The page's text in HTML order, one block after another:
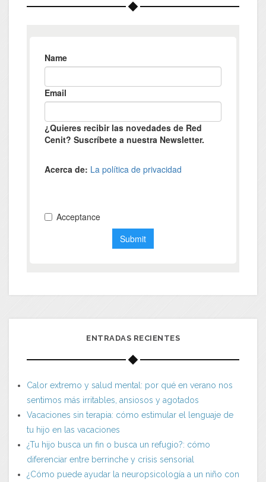
ENTRADAS RECIENTES
Calor extremo y salud mental: por qué en verano nos
sentimos más irritables, ansiosos y agotados
Vacaciones sin terapia: cómo estimular el lenguaje de
tu hijo en las vacaciones
¿Tu hijo busca un fin o busca un refugio?: cómo
diferenciar entre berrinche y crisis sensorial
¿Cómo puede ayudar la neuropsicología a un niño con